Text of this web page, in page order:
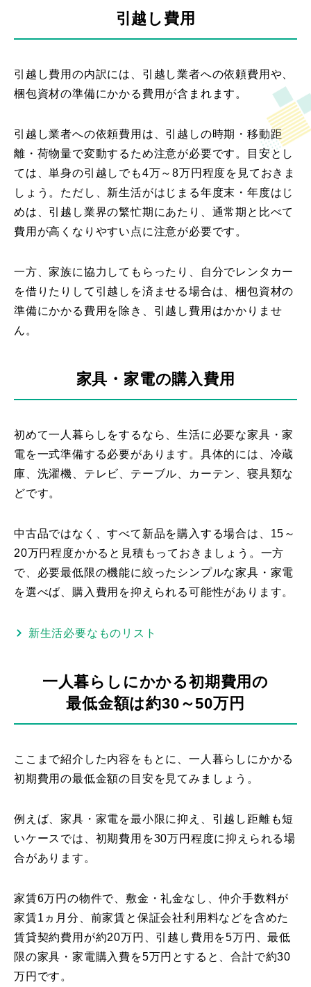
引越し費用
引越し費用の内訳には、引越し業者への依頼費用や、
梱包資材の準備にかかる費用が含まれます。
引越し業者への依頼費用は、引越しの時期・移動距
離・荷物量で変動するため注意が必要です。目安とし
ては、単身の引越しでも4万～8万円程度を見ておきま
しょう。ただし、新生活がはじまる年度末・年度はじ
めは、引越し業界の繁忙期にあたり、通常期と比べて
費用が高くなりやすい点に注意が必要です。
一方、家族に協力してもらったり、自分でレンタカー
を借りたりして引越しを済ませる場合は、梱包資材の
準備にかかる費用を除き、引越し費用はかかりませ
ん。
家具・家電の購入費用
初めて一人暮らしをするなら、生活に必要な家具・家
電を一式準備する必要があります。具体的には、冷蔵
庫、洗濯機、テレビ、テーブル、カーテン、寝具類な
どです。
中古品ではなく、すべて新品を購入する場合は、15～
20万円程度かかると見積もっておきましょう。一方
で、必要最低限の機能に絞ったシンプルな家具・家電
を選べば、購入費用を抑えられる可能性があります。
新生活必要なものリスト
一人暮らしにかかる初期費用の
最低金額は約30～50万円
ここまで紹介した内容をもとに、一人暮らしにかかる
初期費用の最低金額の目安を見てみましょう。
例えば、家具・家電を最小限に抑え、引越し距離も短
いケースでは、初期費用を30万円程度に抑えられる場
合があります。
家賃6万円の物件で、敷金・礼金なし、仲介手数料が
家賃1ヵ月分、前家賃と保証会社利用料などを含めた
賃貸契約費用が約20万円、引越し費用を5万円、最低
限の家具・家電購入費を5万円とすると、合計で約30
万円です。